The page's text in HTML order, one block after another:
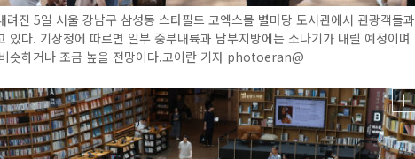
진 5일 서울 강남구 삼성동 스타필드 코엑스몰 별마당 도서관에서 관광객들과
있다. 기상청에 따르면 일부 중부내륙과 남부지방에는 소나기가 내릴 예정이며
슷하거나 조금 높을 전망이다.고이란 기자 photoeran@